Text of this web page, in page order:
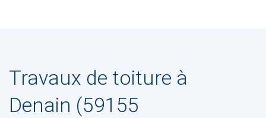
Travaux de toiture à
Denain (59155